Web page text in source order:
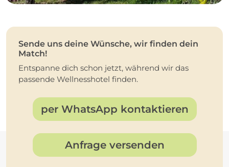
Sende uns deine Wünsche, wir finden dein
Match!
Entspanne dich schon jetzt, während wir das
passende Wellnesshotel finden.
per WhatsApp kontaktieren
Anfrage versenden